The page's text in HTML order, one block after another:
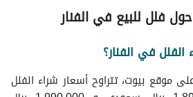
حول فلل للبيع في الفنار
في الفنار؟
موقع بيوت، تتراوح أسعار شراء الفلل